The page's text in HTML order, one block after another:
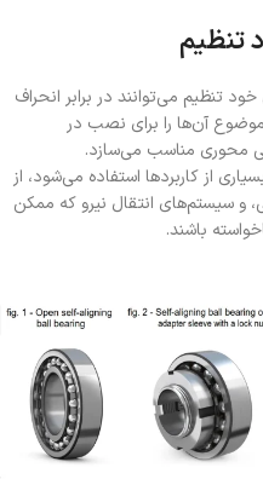
تنظیم
تنظیم می‌توانند در برابر انحراف
آن‌ها را برای نصب در
محوری مناسب می‌سازد.
از کاربردها استفاده می‌شود، از
و سیستم‌های انتقال نیرو که ممکن
باشند.